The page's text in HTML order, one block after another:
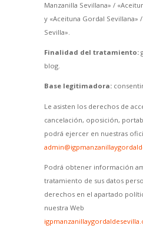
Manzanilla Sevillana» /
y «Aceituna Gordal Sevillana»
Sevilla».
Finalidad del tratamiento:
blog.
Base legitimadora:
Le asisten los derechos de
cancelación, oposición,
podrá ejercer en nuestras
Podrá obtener información
tratamiento de sus datos
derechos en el apartado
nuestra Web